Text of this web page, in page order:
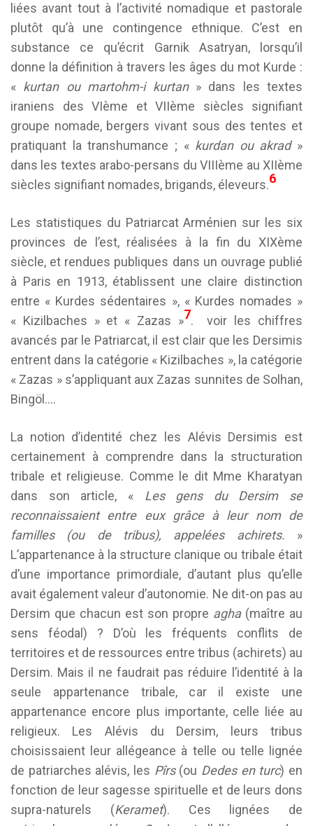
liées avant tout à l’activité nomadique et pastorale
plutôt qu’à une contingence ethnique. C’est en
substance ce qu’écrit Garnik Asatryan, lorsqu’il
donne la définition à travers les âges du mot Kurde :
« kurtan ou martohm-i kurtan» dans les textes
iraniens des VIème et VIIème siècles signifiant
groupe nomade, bergers vivant sous des tentes et
pratiquant la transhumance ; « kurdan ou akrad»
dans les textes arabo-persans du VIIIème au XIIème
siècles signifiant nomades, brigands, éleveurs.6
Les statistiques du Patriarcat Arménien sur les six
provinces de l’est, réalisées à la fin du XIXème
siècle, et rendues publiques dans un ouvrage publié
à Paris en 1913, établissent une claire distinction
entre « Kurdes sédentaires », « Kurdes nomades »
« Kizilbaches » et « Zazas »7. voir les chiffres
avancés par le Patriarcat, il est clair que les Dersimis
entrent dans la catégorie « Kizilbaches », la catégorie
« Zazas » s’appliquant aux Zazas sunnites de Solhan,
Bingöl….
La notion d’identité chez les Alévis Dersimis est
certainement à comprendre dans la structuration
tribale et religieuse. Comme le dit Mme Kharatyan
dans son article, «
Les gens du Dersim se
reconnaissaient entre eux grâce à leur nom de
familles (ou de tribus), appelées achirets. »
L’appartenance à la structure clanique ou tribale était
d’une importance primordiale, d’autant plus qu’elle
avait également valeur d’autonomie. Ne dit-on pas au
Dersim que chacun est son propre agha (maître au
sens féodal) ? D’où les fréquents conflits de
territoires et de ressources entre tribus (achirets) au
Dersim. Mais il ne faudrait pas réduire l’identité à la
seule appartenance tribale, car il existe une
appartenance encore plus importante, celle liée au
religieux. Les Alévis du Dersim, leurs tribus
choisissaient leur allégeance à telle ou telle lignée
de patriarches alévis, les Pîrs(ou Dedes en turc) en
fonction de leur sagesse spirituelle et de leurs dons
supra-naturels (Keramet). Ces lignées de